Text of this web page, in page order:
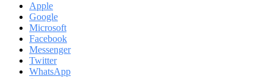
Apple
Google
Microsoft
Facebook
Messenger
Twitter
WhatsApp